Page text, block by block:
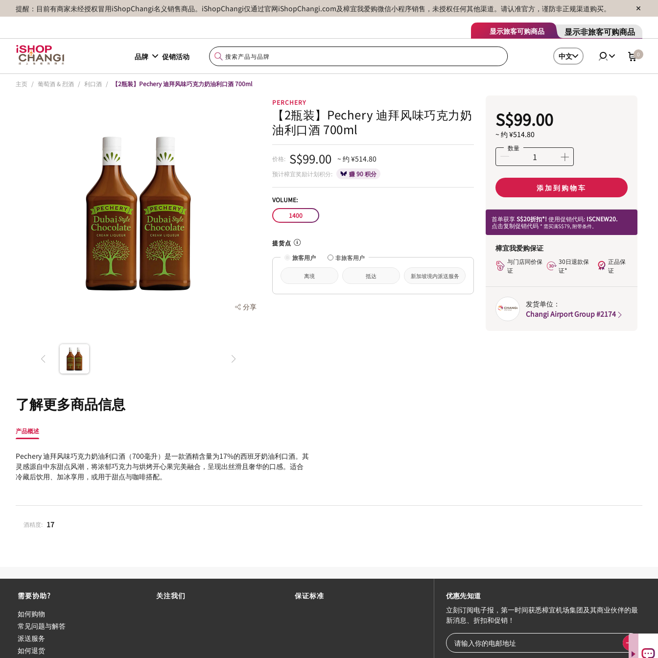
提醒：目前有商家未经授权冒用iShopChangi名义销售商品。iShopChangi仅通过官网iShopChangi.com及樟宜我爱购微信小程序销售，未授权任何其他渠道。请认准官方，谨防非正规渠道购买。
显示旅客可购商品 显示非旅客可购商品
品牌 促销活动 中文 0
主页 / 葡萄酒 & 烈酒 / 利口酒 / 【2瓶装】Pechery 迪拜风味巧克力奶油利口酒 700ml
分享
PERCHERY
【2瓶装】Pechery 迪拜风味巧克力奶
油利口酒 700ml
价格: S$99.00 ~ 约 ¥514.80
预计樟宜奖励计划积分: 赚 90 积分
VOLUME:
1400
提货点
旅客用户
非旅客用户
离境 抵达 新加坡境内派送服务
S$99.00
~ 约 ¥514.80
数量
添加到购物车
首单获享S$20折扣*! 使用促销代码: ISCNEW20.
点击复制促销代码 * 需买满S$79, 附带条件。
樟宜我爱购保证
与门店同价保
证
30日退款保
证*
正品保
证
发货单位：
Changi Airport Group #2174
了解更多商品信息
产品概述
Pechery 迪拜风味巧克力奶油利口酒（700毫升）是一款酒精含量为17%的西班牙奶油利口酒。其
灵感源自中东甜点风潮，将浓郁巧克力与烘烤开心果完美融合，呈现出丝滑且奢华的口感。适合
冷藏后饮用、加冰享用，或用于甜点与咖啡搭配。
酒精度: 17
需要协助?
如何购物
常见问题与解答
派送服务
如何退货
关注我们 保证标准
优惠先知道
立刻订阅电子报，第一时间获悉樟宜机场集团及其商业伙伴的最
新消息、折扣和促销！